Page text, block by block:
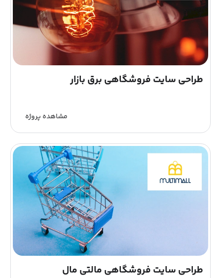
طراحی سایت فروشگاهی برق بازار
مشاهده پروژه
طراحی سایت فروشگاهی مالتی مال